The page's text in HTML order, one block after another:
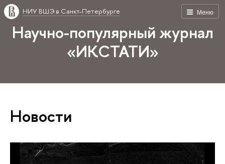
Меню
НИУ ВШЭ в Санкт-Петербурге
Научно-популярный журнал
«ИКСТАТИ»
Новости